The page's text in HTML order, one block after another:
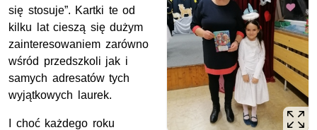
się stosuje”. Kartki te od
kilku lat cieszą się dużym
zainteresowaniem zarówno
wśród przedszkoli jak i
samych adresatów tych
wyjątkowych laurek.
I choć każdego roku